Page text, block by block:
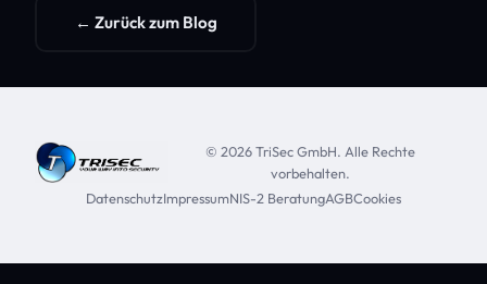
← Zurück zum Blog
© 2026 TriSec GmbH. Alle Rechte
vorbehalten.
DatenschutzImpressumNIS-2 BeratungAGBCookies